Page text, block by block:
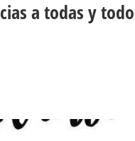
a todas y